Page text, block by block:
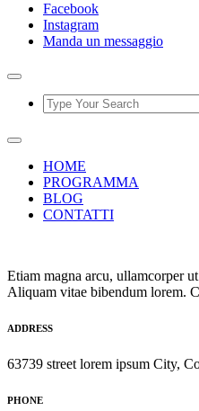
Facebook
Instagram
Manda un messaggio
HOME
PROGRAMMA
BLOG
CONTATTI
Etiam magna arcu, ullamcorper
Aliquam vitae bibendum lorem.
ADDRESS
63739 street lorem ipsum City,
PHONE